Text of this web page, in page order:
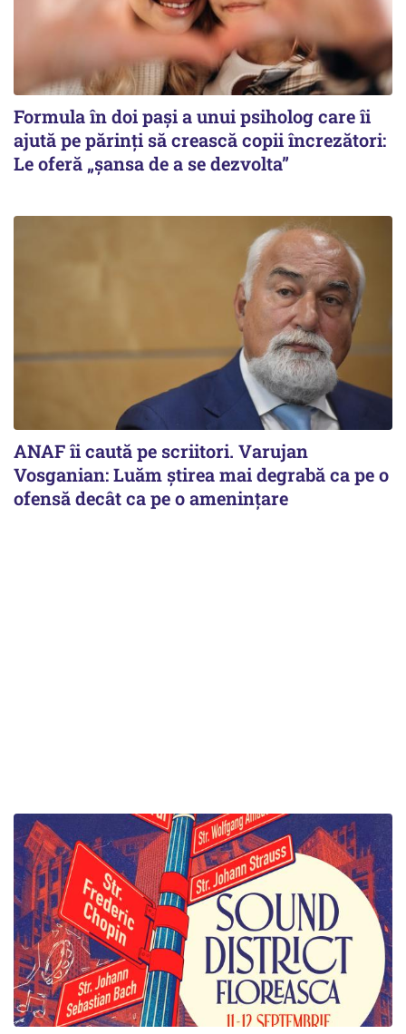
Formula în doi pași a unui psiholog care îi
ajută pe părinți să crească copii încrezători:
Le oferă „șansa de a se dezvolta”
ANAF îi caută pe scriitori. Varujan
Vosganian: Luăm știrea mai degrabă ca pe o
ofensă decât ca pe o amenințare